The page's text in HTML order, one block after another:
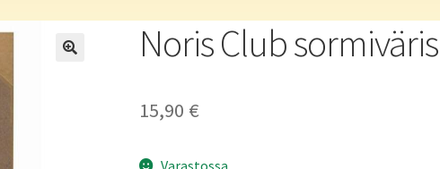
Noris Club
15,90 €